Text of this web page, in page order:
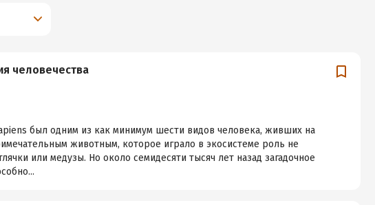
человечества
был одним из как минимум шести видов человека, живших на
животным, которое играло в экосистеме роль не
или медузы. Но около семидесяти тысяч лет назад загадочное